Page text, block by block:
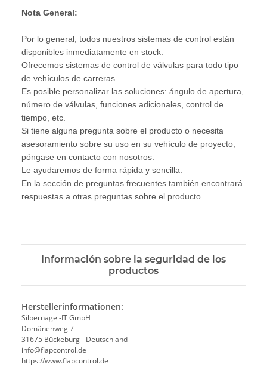
Nota General:
Por lo general, todos nuestros sistemas de control están
disponibles inmediatamente en stock.
Ofrecemos sistemas de control de válvulas para todo tipo
de vehículos de carreras.
Es posible personalizar las soluciones: ángulo de apertura,
número de válvulas, funciones adicionales, control de
tiempo, etc.
Si tiene alguna pregunta sobre el producto o necesita
asesoramiento sobre su uso en su vehículo de proyecto,
póngase en contacto con nosotros.
Le ayudaremos de forma rápida y sencilla.
En la sección de preguntas frecuentes también encontrará
respuestas a otras preguntas sobre el producto.
Información sobre la seguridad de los
productos
Herstellerinformationen:
Silbernagel-IT GmbH
Domänenweg 7
31675 Bückeburg - Deutschland
info@flapcontrol.de
https://www.flapcontrol.de